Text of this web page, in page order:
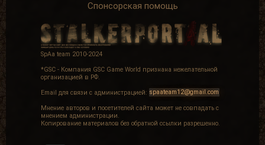
Спонсорская помощь
SpAa team 2010-2024
*GSC - Компания GSC Game World признана нежелательной
организацией в РФ.
Email для связи с администрацией: spaateam12@gmail.com
Мнение авторов и посетителей сайта может не совпадать с
мнением администрации.
Копирование материалов без обратной ссылки разрешенно.